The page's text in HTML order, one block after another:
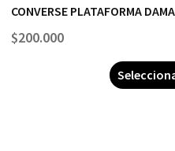
CONVERSE PLATAFORMA DAMA
$200.000